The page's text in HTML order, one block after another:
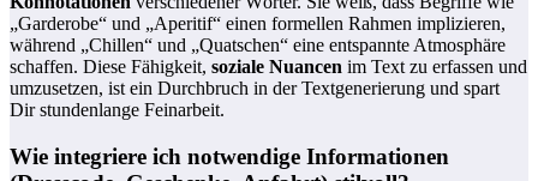
„Garderobe“ und „Aperitif“ einen formellen Rahmen implizieren,
während „Chillen“ und „Quatschen“ eine entspannte Atmosphäre
schaffen. Diese Fähigkeit, soziale Nuancen im Text zu erfassen und
umzusetzen, ist ein Durchbruch in der Textgenerierung und spart
Dir stundenlange Feinarbeit.
Wie integriere ich notwendige Informationen